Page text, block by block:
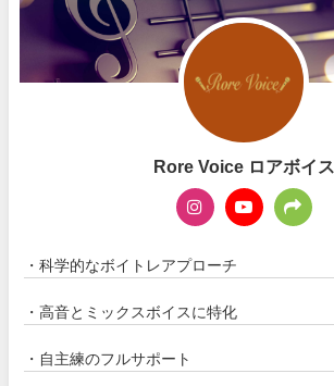
Rore Voice ロアボイス
・科学的なボイトレアプローチ
・高音とミックスボイスに特化
・自主練のフルサポート